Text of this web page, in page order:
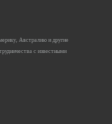
Австралию и другие
с известными